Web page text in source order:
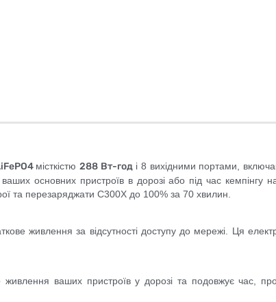
місткістю 288 Вт-годі 8 вихідними портами,
основних пристроїв в дорозі або під час кемпінгу
та перезаряджати C300X до 100% за 70 хвилин.
живлення за відсутності доступу до мережі. Ця
живлення ваших пристроїв у дорозі та подовжує час,